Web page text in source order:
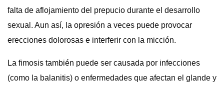
falta de aflojamiento del prepucio durante el desarrollo
sexual. Aun así, la opresión a veces puede provocar
erecciones dolorosas e interferir con la micción.
La fimosis también puede ser causada por infecciones
(como la balanitis) o enfermedades que afectan el glande y